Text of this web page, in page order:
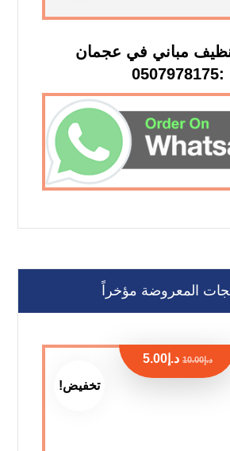
مباني في عجمان
:0507978175
المعروضة مؤخراً
تخفيض!
د.إ10.00 د.إ 5.00